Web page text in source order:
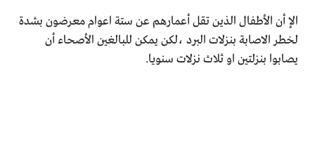
الإ أن الأطفال الذين تقل أعمارهم عن ستة اعوام معرضون بشدة
لخطر الاصابة بنزلات البرد ،لكن يمكن للبالغين الأصحاء أن
يصابوا بنزلتين او ثلاث نزلات سنويا.